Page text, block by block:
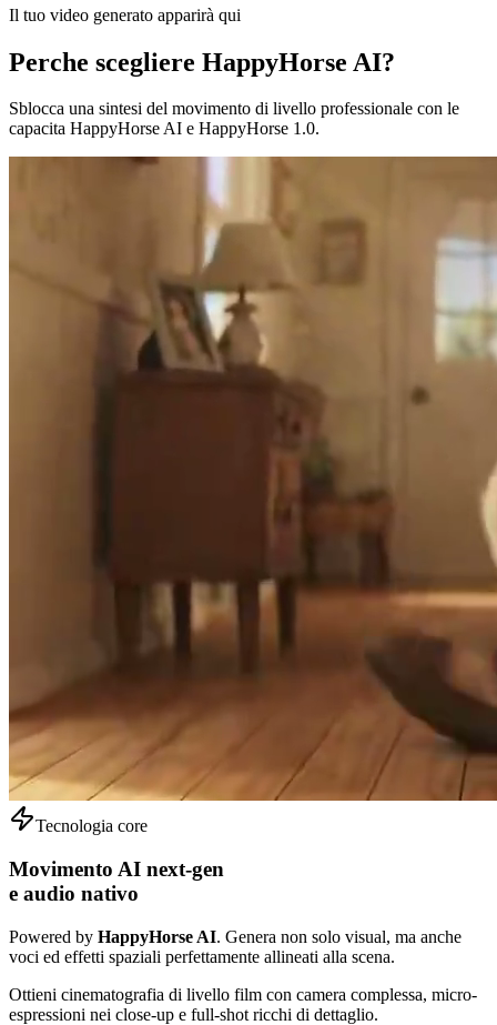
Il tuo video generato apparirà qui
Perche scegliere HappyHorse AI?
Sblocca una sintesi del movimento di livello professionale con le
capacita HappyHorse AI e HappyHorse 1.0.
Tecnologia core
Movimento AI next-gen
e audio nativo
Powered by HappyHorse AI. Genera non solo visual, ma anche
voci ed effetti spaziali perfettamente allineati alla scena.
Ottieni cinematografia di livello film con camera complessa, micro-
espressioni nei close-up e full-shot ricchi di dettaglio.